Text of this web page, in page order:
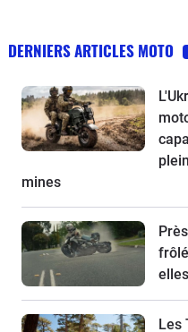
DERNIERS ARTICLES MOTO
mines
Les